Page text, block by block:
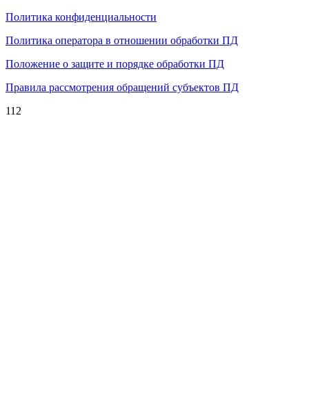
Политика конфиденциальности
Политика оператора в отношении обработки ПД
Положение о защите и порядке обработки ПД
Правила рассмотрения обращений субъектов ПД
112